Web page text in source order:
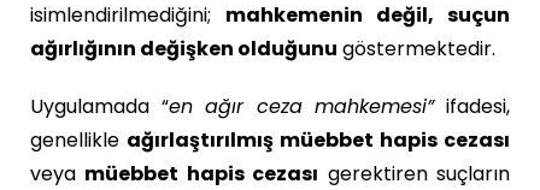
isimlendirilmediğini; mahkemenin değil, suçun
ağırlığının değişken olduğunu göstermektedir.
Uygulamada “en ağır ceza mahkemesi”ifadesi,
genellikle ağırlaştırılmış müebbet hapis cezası
veya müebbet hapis cezası gerektiren suçların